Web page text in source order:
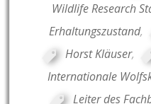
Wildlife Research
Erhaltungszustand,
Horst Kläuser,
Internationale
Leiter des